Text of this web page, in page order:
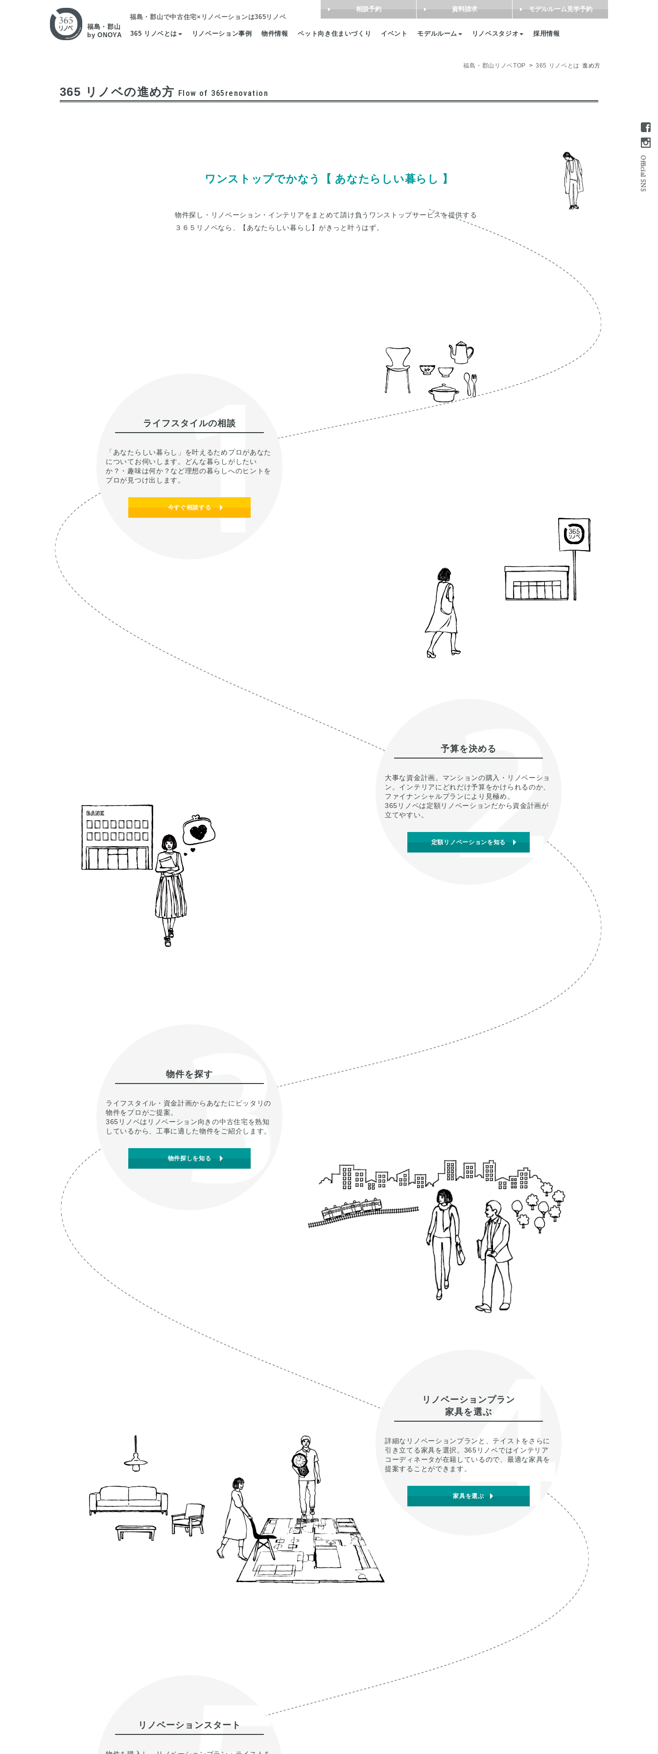
福島・郡山
by ONOYA
福島・郡山で中古住宅×リノベーションは365リノベ
365 リノベとは リノベーション事例 物件情報 ペット向き住まいづくり イベント モデルルーム リノベスタジオ 採用情報
相談予約 資料請求 モデルルーム見学予約
福島・郡山リノベTOP 365 リノベとは 進め方
365 リノベの進め方 Flow of 365renovation
ワンストップでかなう 【 あなたらしい暮らし 】
物件探し・リノベーション・インテリアをまとめて請け負うワンストップサービスを提供する
３６５リノベなら、【あなたらしい暮らし】がきっと叶うはず。
ライフスタイルの相談
「あなたらしい暮らし」を叶えるためプロがあなた
についてお伺いします。どんな暮らしがしたい
か？・趣味は何か？など理想の暮らしへのヒントを
プロが見つけ出します。
今すぐ相談する
予算を決める
大事な資金計画。マンションの購入・リノベーショ
ン。インテリアにどれだけ予算をかけられるのか、
ファイナンシャルプランにより見極め。
365リノベは定額リノベーションだから資金計画が
立てやすい。
定額リノベーションを知る
物件を探す
ライフスタイル・資金計画からあなたにピッタリの
物件をプロがご提案。
365リノベはリノベーション向きの中古住宅を熟知
しているから、工事に適した物件をご紹介します。
物件探しを知る
リノベーションプラン
家具を選ぶ
詳細なリノベーションプランと、テイストをさらに
引き立てる家具を選択。365リノベではインテリア
コーディネータが在籍しているので、最適な家具を
提案することができます。
家具を選ぶ
リノベーションスタート